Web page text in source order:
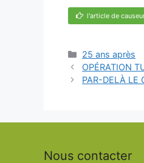
l'article de
Catégories
25 ans après
OPÉRATION
PAR-DELÀ LE
Nous contacter